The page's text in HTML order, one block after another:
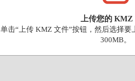
上传您的
单击“上传 KMZ 文件”按钮，然后选择
300MB。